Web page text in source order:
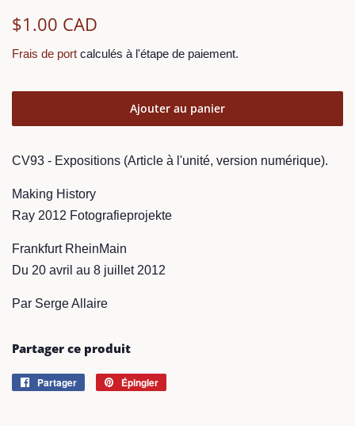
Prix
$1.00 CAD
Frais de port calculés à l'étape de paiement.
Ajouter au panier
CV93 - Expositions (Article à l'unité, version numérique).
Making History
Ray 2012 Fotografieprojekte
Frankfurt RheinMain
Du 20 avril au 8 juillet 2012
Par Serge Allaire
Partager ce produit
Partager
Partager Épingler